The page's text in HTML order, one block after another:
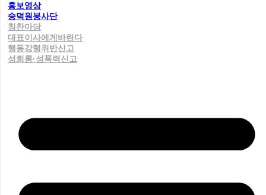
홍보영상
숭덕원봉사단
칭찬마당
대표이사에게바란다
행동강령위반신고
성희롱·성폭력신고